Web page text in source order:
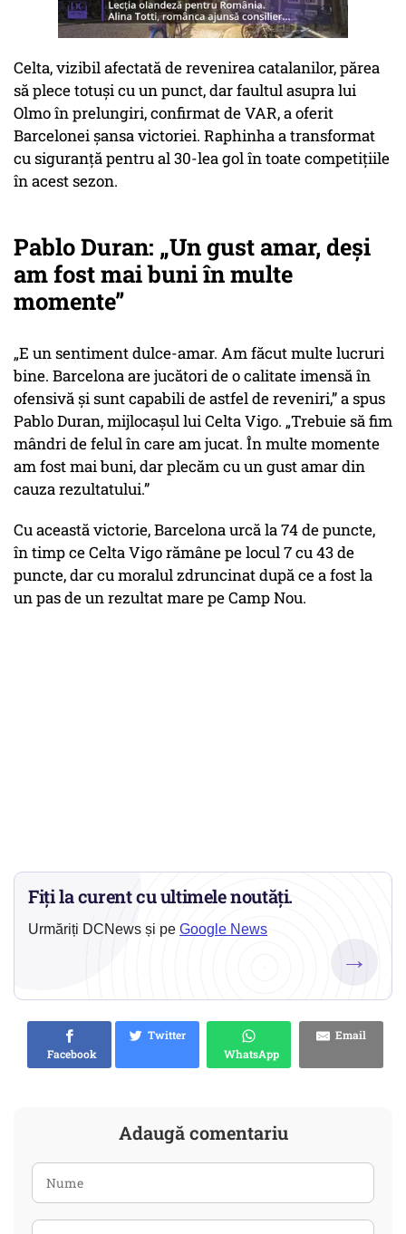
Celta, vizibil afectată de revenirea catalanilor, părea
să plece totuși cu un punct, dar faultul asupra lui
Olmo în prelungiri, confirmat de VAR, a oferit
Barcelonei șansa victoriei. Raphinha a transformat
cu siguranță pentru al 30-lea gol în toate competițiile
în acest sezon.
Pablo Duran: „Un gust amar, deși
am fost mai buni în multe
momente”
„E un sentiment dulce-amar. Am făcut multe lucruri
bine. Barcelona are jucători de o calitate imensă în
ofensivă și sunt capabili de astfel de reveniri,” a spus
Pablo Duran, mijlocașul lui Celta Vigo. „Trebuie să fim
mândri de felul în care am jucat. În multe momente
am fost mai buni, dar plecăm cu un gust amar din
cauza rezultatului.”
Cu această victorie, Barcelona urcă la 74 de puncte,
în timp ce Celta Vigo rămâne pe locul 7 cu 43 de
puncte, dar cu moralul zdruncinat după ce a fost la
un pas de un rezultat mare pe Camp Nou.
Fiți la curent cu ultimele noutăți.
Urmăriți DCNews și pe Google News
→
Facebook
Twitter
WhatsApp
Email
Adaugă comentariu